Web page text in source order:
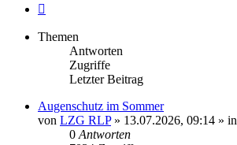
Themen
Antworten
Zugriffe
Letzter Beitrag
Augenschutz im Sommer
von LZG RLP» 13.07.2026, 09:14 » in
0 Antworten